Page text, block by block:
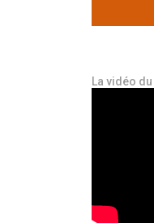
La vidéo